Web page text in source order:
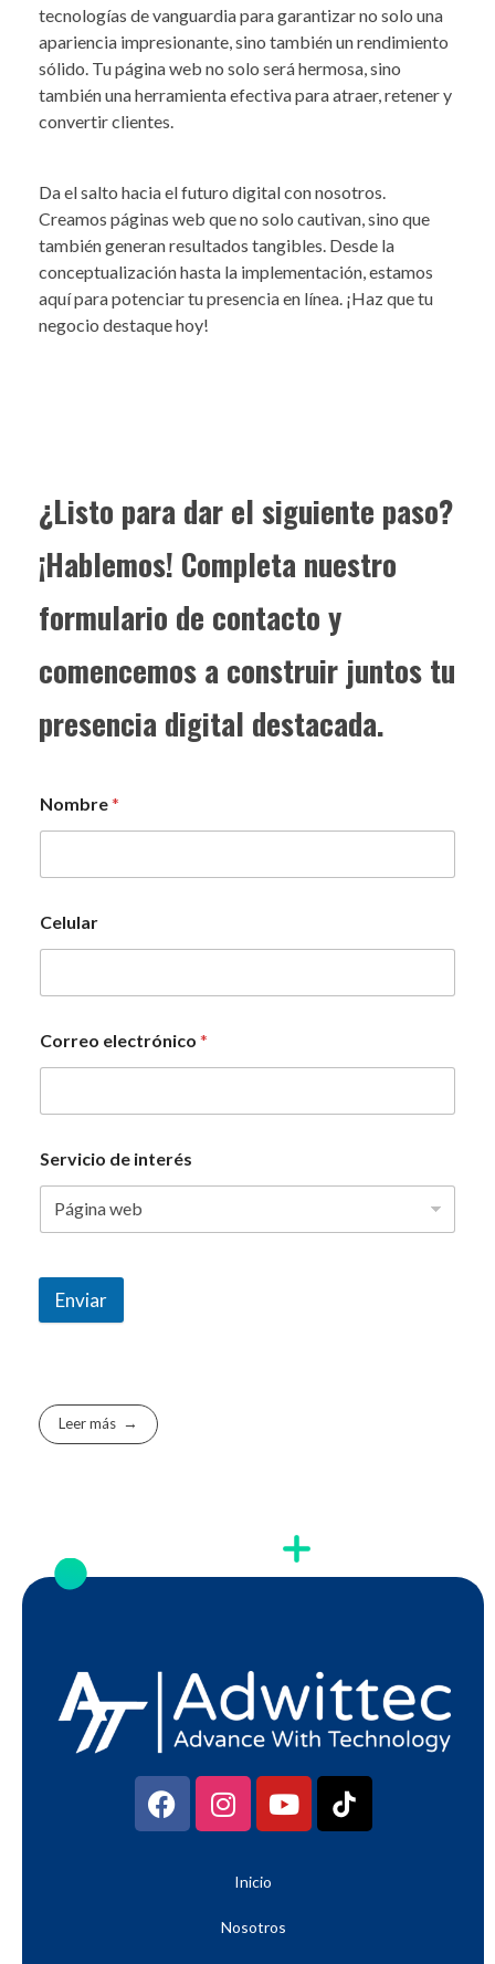
tecnologías de vanguardia para garantizar no solo una
apariencia impresionante, sino también un rendimiento
sólido. Tu página web no solo será hermosa, sino
también una herramienta efectiva para atraer, retener y
convertir clientes.
Da el salto hacia el futuro digital con nosotros.
Creamos páginas web que no solo cautivan, sino que
también generan resultados tangibles. Desde la
conceptualización hasta la implementación, estamos
aquí para potenciar tu presencia en línea. ¡Haz que tu
negocio destaque hoy!
¿Listo para dar el siguiente paso?
¡Hablemos! Completa nuestro
formulario de contacto y
comencemos a construir juntos tu
presencia digital destacada.
Nombre*
Celular
Correo electrónico *
Servicio de interés
Enviar
Leer más
Inicio
Nosotros